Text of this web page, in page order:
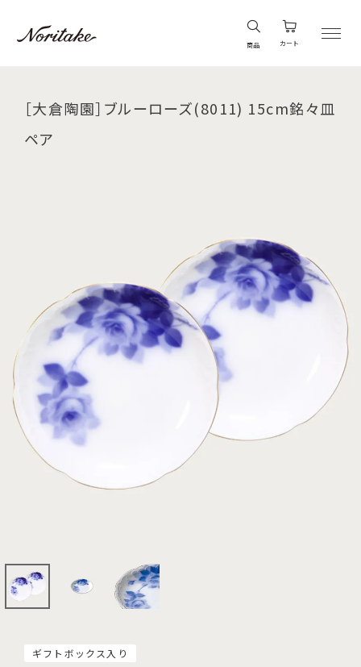
商品 カート
［大倉陶園］ブルーローズ(8011) 15cm銘々皿
ペア
ギフトボックス入り